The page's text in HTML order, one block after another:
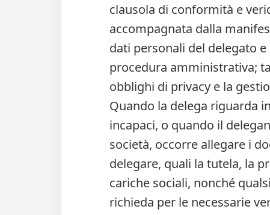
clausola di conformità e
accompagnata dalla
dati personali del delegato e
procedura amministrativa;
obblighi di privacy e la
Quando la delega riguarda
incapaci, o quando il
società, occorre allegare i
delegare, quali la tutela, la
cariche sociali, nonché
richieda per le necessarie